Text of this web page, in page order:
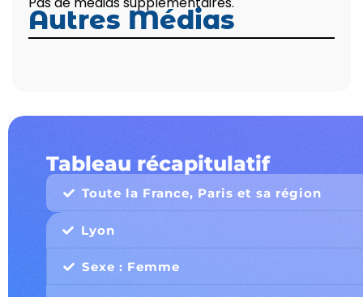
Autres Médias
Tableau récapitulatif
Toute la France, Paris et sa région
Lyon
Sexe : Femme